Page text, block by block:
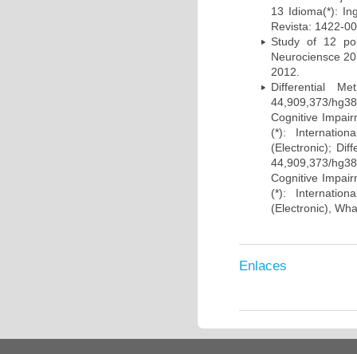
13 Idioma(*):
Revista: 1422-
Study of 12
Neurociensce
2012.
Differential
44,909,373/
Cognitive
(*):
(Electronic);
44,909,373/
Cognitive
(*):
(Electronic),
Enlaces